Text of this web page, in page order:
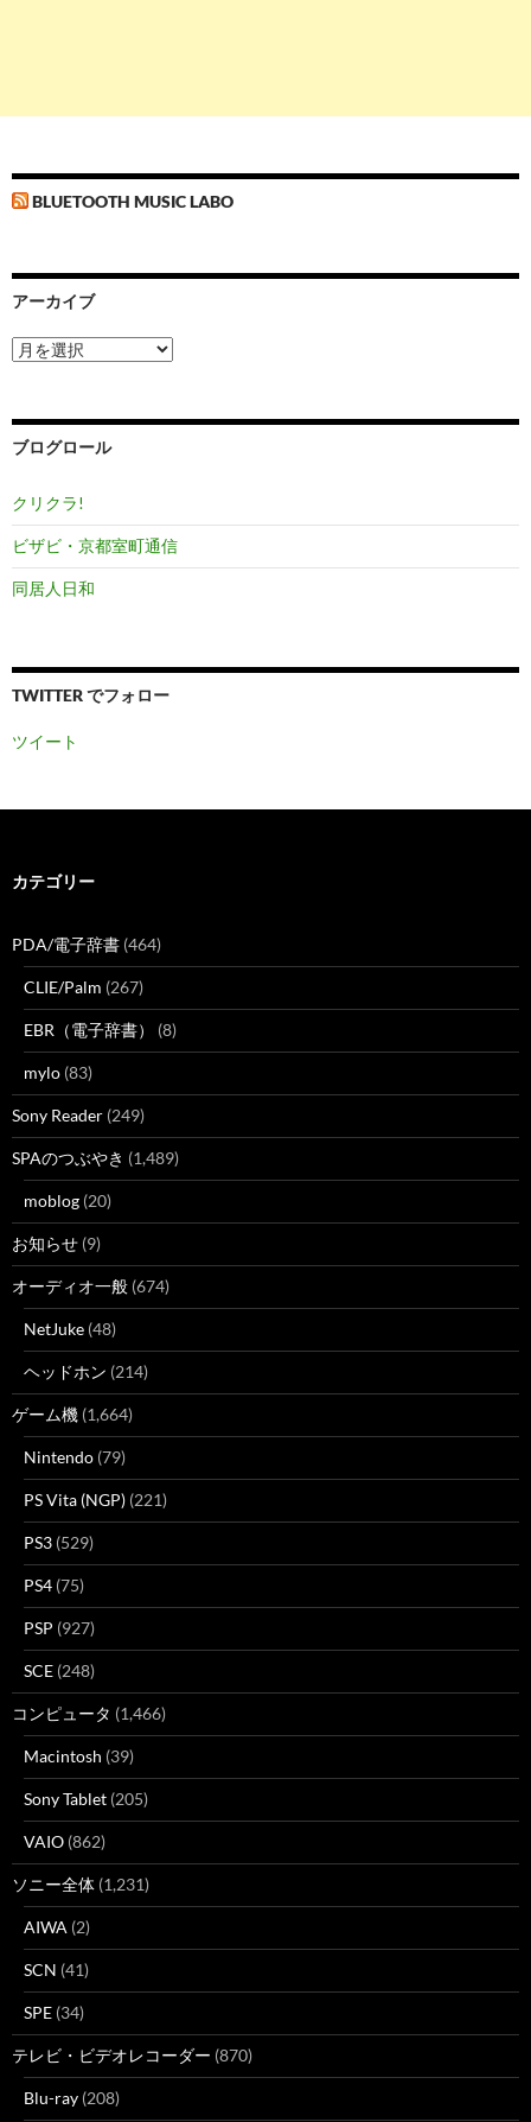
BLUETOOTH MUSIC LABO
アーカイブ
ア
ー
ブ
ブログロール
クリクラ!
ビザビ・京都室町通信
同居人日和
TWITTER でフォロー
ツイート
カテゴリー
PDA/電子辞書 (464)
CLIE/Palm (267)
EBR（電子辞書） (8)
mylo (83)
Sony Reader (249)
SPAのつぶやき (1,489)
moblog (20)
お知らせ (9)
オーディオ一般 (674)
NetJuke (48)
ヘッドホン (214)
ゲーム機 (1,664)
Nintendo (79)
PS Vita (NGP) (221)
PS3 (529)
PS4 (75)
PSP (927)
SCE (248)
コンピュータ (1,466)
Macintosh (39)
Sony Tablet (205)
VAIO (862)
ソニー全体 (1,231)
AIWA (2)
SCN (41)
SPE (34)
テレビ・ビデオレコーダー (870)
Blu-ray (208)